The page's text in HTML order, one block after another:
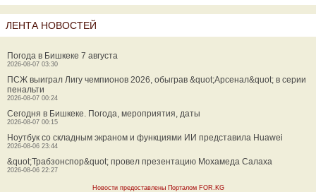
ЛЕНТА НОВОСТЕЙ
Погода в Бишкеке 7 августа
2026-08-07 03:30
ПСЖ выиграл Лигу чемпионов 2026, обыграв &quot;Арсенал&quot; в серии
пенальти
2026-08-07 00:24
Сегодня в Бишкеке. Погода, мероприятия, даты
2026-08-07 00:15
Ноутбук со складным экраном и функциями ИИ представила Huawei
2026-08-06 23:44
&quot;Трабзонспор&quot; провел презентацию Мохамеда Салаха
2026-08-06 22:27
Новости предоставлены Порталом FOR.KG